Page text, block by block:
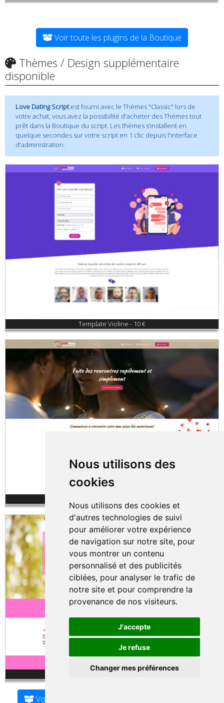
Nous utilisons des
cookies
Nous utilisons des cookies et
d'autres technologies de suivi
pour améliorer votre expérience
de navigation sur notre site, pour
vous montrer un contenu
personnalisé et des publicités
ciblées, pour analyser le trafic de
notre site et pour comprendre la
provenance de nos visiteurs.
J'accepte
Je refuse
Changer mes préférences
Voir toute les plugins de la Boutique
Thèmes / Design supplémentaire
disponible
Love Dating Scriptest fourni avec le Thèmes "Classic" lors de
votre achat, vous avez la possibilité d'acheter des Thèmes tout
prêt dans la Boutique du script. Les thèmes s’installent en
quelque secondes sur votre script en 1 clic depuis l'interface
d'administration.
Template Violine - 10 €
Template Pinky - 10 €
Voir tout les Thèmes disponible de la Boutique